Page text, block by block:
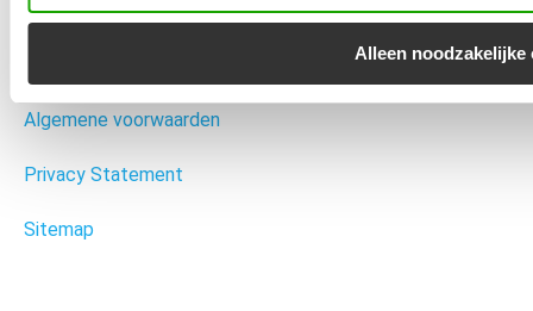
Alleen noodzakelijke
Algemene voorwaarden
Privacy Statement
Sitemap